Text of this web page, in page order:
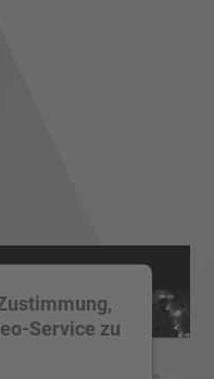
Service zu